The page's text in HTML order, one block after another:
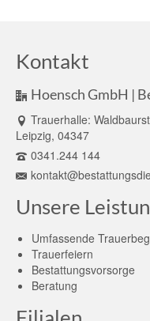
Kontakt
Hoensch GmbH |
Trauerhalle:
Leipzig, 04347
0341.244 144
Unsere
Umfassende
Trauerfeiern
Bestattungsvorsorge
Beratung